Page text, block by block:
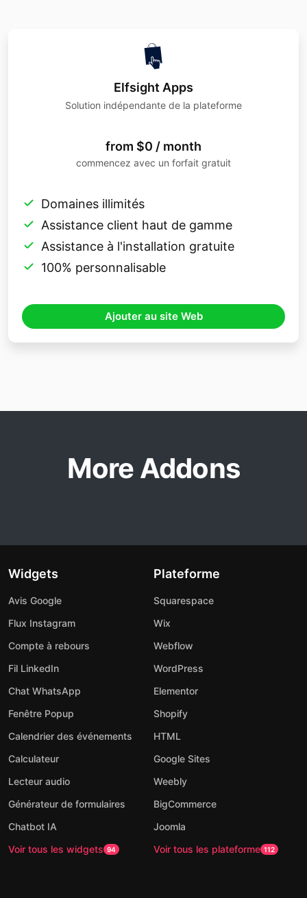
Elfsight Apps
Solution indépendante de la plateforme
from $0 / month
commencez avec un forfait gratuit
Domaines illimités
Assistance client haut de gamme
Assistance à l'installation gratuite
100% personnalisable
Ajouter au site Web
More Addons
Widgets
Avis Google
Flux Instagram
Compte à rebours
Fil LinkedIn
Chat WhatsApp
Fenêtre Popup
Calendrier des événements
Calculateur
Lecteur audio
Générateur de formulaires
Chatbot IA
Voir tous les widgets 94
Plateforme
Squarespace
Wix
Webflow
WordPress
Elementor
Shopify
HTML
Google Sites
Weebly
BigCommerce
Joomla
Voir tous les plateforme 112